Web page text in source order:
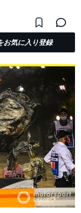
お気に入り登録